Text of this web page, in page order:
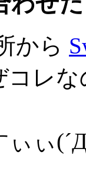
から
コレ
ぃ